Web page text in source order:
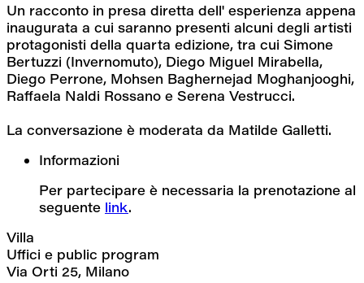
Un racconto in presa diretta dell' esperienza appena
inaugurata a cui saranno presenti alcuni degli artisti
protagonisti della quarta edizione, tra cui Simone
Bertuzzi (Invernomuto), Diego Miguel Mirabella,
Diego Perrone, Mohsen Baghernejad Moghanjooghi,
Raffaela Naldi Rossano e Serena Vestrucci.
La conversazione è moderata da Matilde Galletti.
Informazioni
Per partecipare è necessaria la prenotazione al
seguente link.
Villa
Uffici e public program
Via Orti 25, Milano